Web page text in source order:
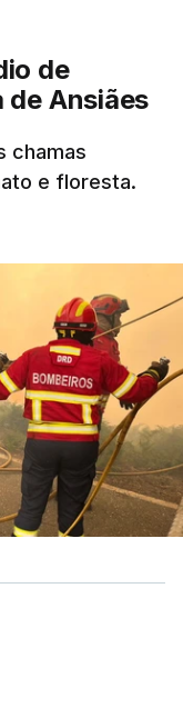
de
de Ansiães
chamas
e floresta.